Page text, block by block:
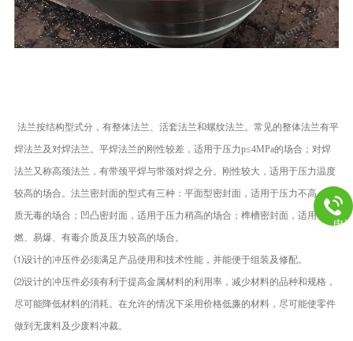
法兰按结构型式分，有整体法兰、活套法兰和螺纹法兰。常见的整体法兰有平
焊法兰及对焊法兰。平焊法兰的刚性较差，适用于压力p≤4MPa的场合；对焊
法兰又称高颈法兰，有带颈平焊与带颈对焊之分。刚性较大，适用于压力温度
较高的场合。法兰密封面的型式有三种：平面型密封面，适用于压力不高、介
质无毒的场合；凹凸密封面，适用于压力稍高的场合；榫槽密封面，适用于易
燃、易爆、有毒介质及压力较高的场合。
⑴设计的冲压件必须满足产品使用和技术性能，并能便于组装及修配。
⑵设计的冲压件必须有利于提高金属材料的利用率，减少材料的品种和规格，
尽可能降低材料的消耗。在允许的情况下采用价格低廉的材料，尽可能使零件
做到无废料及少废料冲裁。
电